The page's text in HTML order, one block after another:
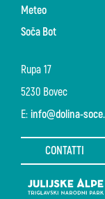
Rupa 17
5230 Bovec
E: info@dolina-
CONTATTI
Meteo
Soča Bot